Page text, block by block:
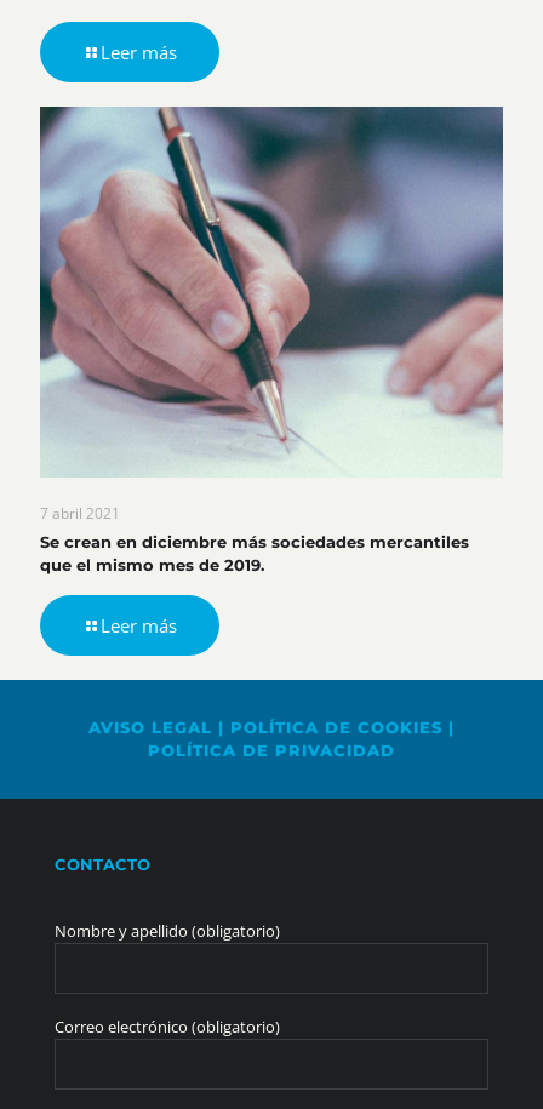
Leer más
7 abril 2021
Se crean en diciembre más sociedades mercantiles
que el mismo mes de 2019.
Leer más
AVISO LEGAL | POLÍTICA DE COOKIES |
POLÍTICA DE PRIVACIDAD
CONTACTO
Nombre y apellido (obligatorio)
Correo electrónico (obligatorio)